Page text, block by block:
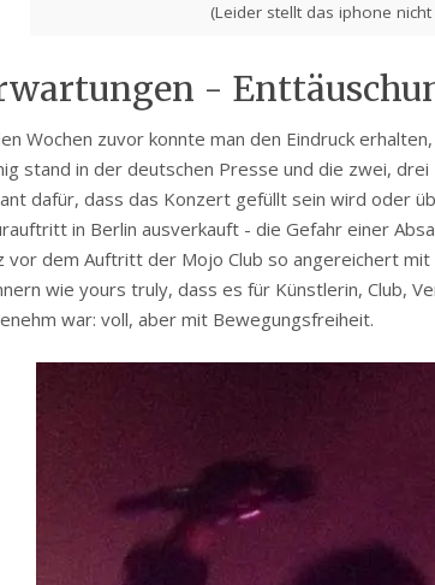
(Leider stellt das iphone
-
Wochen zuvor konnte man den Eindruck
stand in der deutschen Presse und die zwei,
dafür, dass das Konzert gefüllt sein wird oder
in Berlin ausverkauft - die Gefahr einer
vor dem Auftritt der Mojo Club so angereichert
wie yours truly, dass es für Künstlerin, Club,
war: voll, aber mit Bewegungsfreiheit.